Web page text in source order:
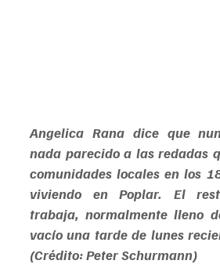
Angelica Rana dice que
nada parecido a las redadas
comunidades locales en los
viviendo en Poplar. El
trabaja, normalmente lleno
vacío una tarde de
(Crédito: Peter Schurmann)